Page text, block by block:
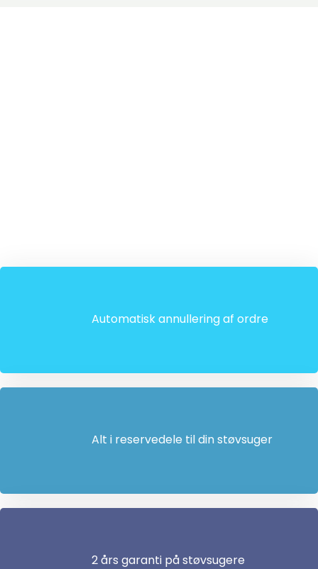
Automatisk annullering af ordre
Alt i reservedele til din støvsuger
2 års garanti på støvsugere